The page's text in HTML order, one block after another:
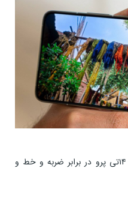
ناگفته نماند مقاومت گوشی شیائومی ۱۴تی پرو در برابر ضربه و خط و